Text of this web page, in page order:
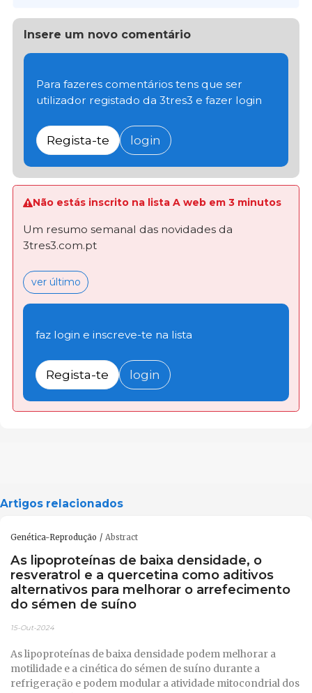
Insere um novo comentário
Para fazeres comentários tens que ser
utilizador registado da 3tres3 e fazer login
Regista-te login
Não estás inscrito na lista A web em 3 minutos
Um resumo semanal das novidades da
3tres3.com.pt
ver último
faz login e inscreve-te na lista
Regista-te login
Artigos relacionados
Genética-Reprodução Abstract
As lipoproteínas de baixa densidade, o
resveratrol e a quercetina como aditivos
alternativos para melhorar o arrefecimento
do sémen de suíno
15-Out-2024
As lipoproteínas de baixa densidade podem melhorar a
motilidade e a cinética do sémen de suíno durante a
refrigeração e podem modular a atividade mitocondrial dos